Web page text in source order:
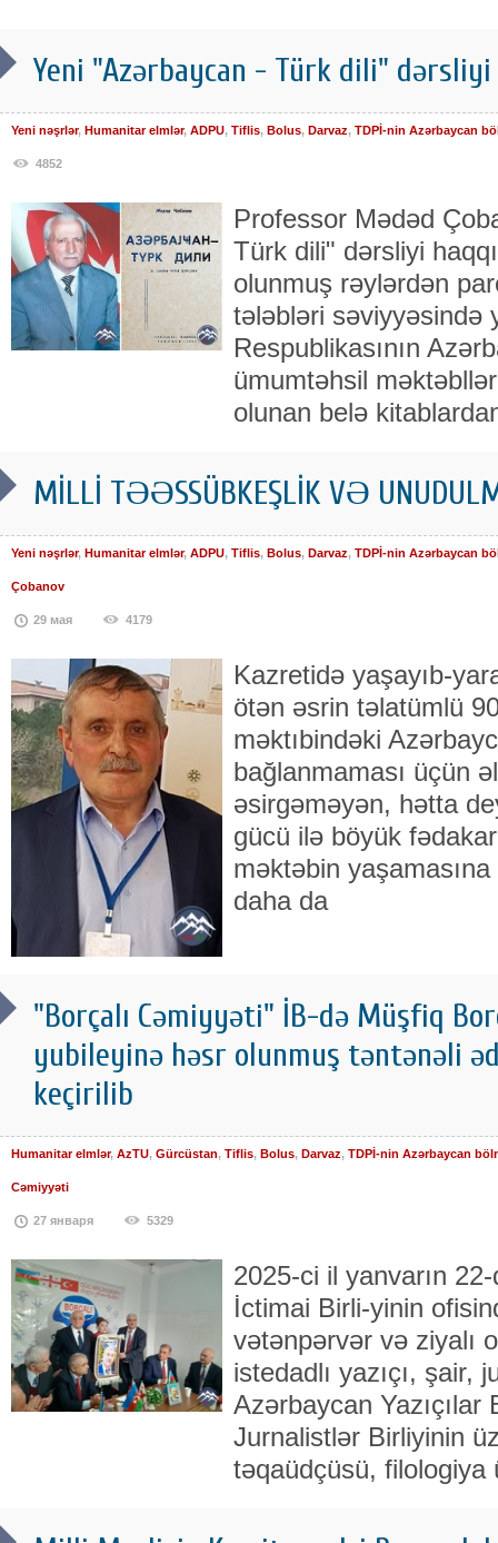
Yeni "Azərbaycan - Türk dili" dərsliyi
Yeni nəşrlər, Humanitar elmlər, ADPU, Tiflis, Bolus, Darvaz, TDPİ-nin Azərbaycan
4852
Professor Mədəd
Türk dili" dərsliyi
olunmuş rəylərdən
tələbləri səviyyəsində
Respublikasının
ümumtəhsil
olunan belə
MİLLİ TƏƏSSÜBKEŞLİK VƏ
Yeni nəşrlər, Humanitar elmlər, ADPU, Tiflis, Bolus, Darvaz, TDPİ-nin Azərbaycan
Çobanov
29 мая 4179
Kazretidə yaşayıb-
ötən əsrin təlatümlü
məktıbindəki
bağlanmaması üçün
əsirgəməyən, hətta
gücü ilə böyük
məktəbin
daha da
"Borçalı Cəmiyyəti" İB-də Müşfiq
yubileyinə həsr olunmuş təntənəli
keçirilib
Humanitar elmlər, AzTU, Gürcüstan, Tiflis, Bolus, Darvaz, TDPİ-nin Azərbaycan
Cəmiyyəti
27 января 5329
2025-ci il yanvarın
İctimai Birli-yinin
vətənpərvər və ziyalı
istedadlı yazıçı, şair,
Azərbaycan
Jurnalistlər Birliyinin
təqaüdçüsü, filologiya